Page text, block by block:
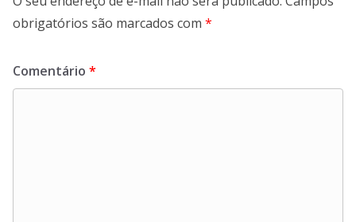
obrigatórios são marcados com *
Comentário *